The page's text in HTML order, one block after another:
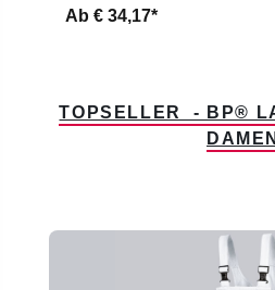
Ab € 34,17*
TOPSELLER - BP®
DAMEN